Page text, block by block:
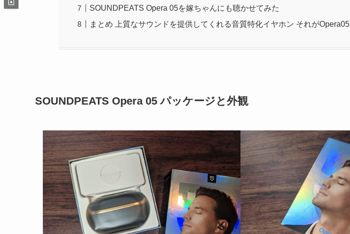
SOUNDPEATS Opera 05を嫁ちゃんにも聴かせてみた
まとめ 上質なサウンドを提供してくれる音質特化イヤホン それがOpera05
SOUNDPEATS Opera 05 パッケージと外観